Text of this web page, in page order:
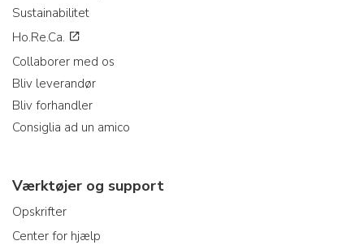
Sustainabilitet
Ho.Re.Ca.
Collaborer med os
Bliv leverandør
Bliv forhandler
Consiglia ad un amico
Værktøjer og support
Opskrifter
Center for hjælp